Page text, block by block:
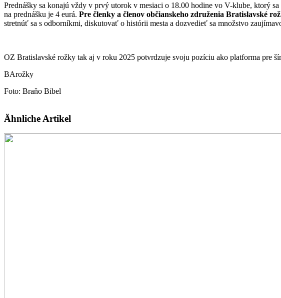
Prednášky sa konajú vždy v prvý utorok v mesiaci o 18.00 hodine vo V-klube, ktorý
na prednášku je 4 eurá. Pre členky a členov občianskeho združenia Bratislavské
stretnúť sa s odborníkmi, diskutovať o histórii mesta a dozvedieť sa množstvo
OZ Bratislavské rožky tak aj v roku 2025 potvrdzuje svoju pozíciu ako platforma pre
BArožky
Foto: Braňo Bibel
Ähnliche Artikel